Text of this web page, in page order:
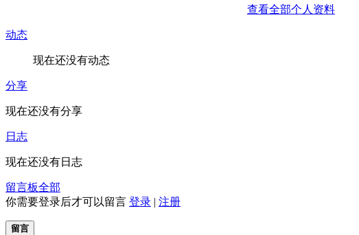
查看全部个人资料
动态
现在还没有动态
分享
现在还没有分享
日志
现在还没有日志
留言板全部
你需要登录后才可以留言 登录 | 注册
留言